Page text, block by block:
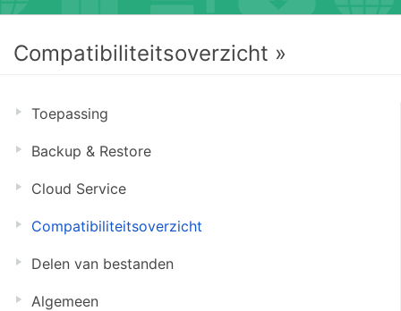
Compatibiliteitsoverzicht »
Toepassing
Backup & Restore
Cloud Service
Compatibiliteitsoverzicht
Delen van bestanden
Algemeen